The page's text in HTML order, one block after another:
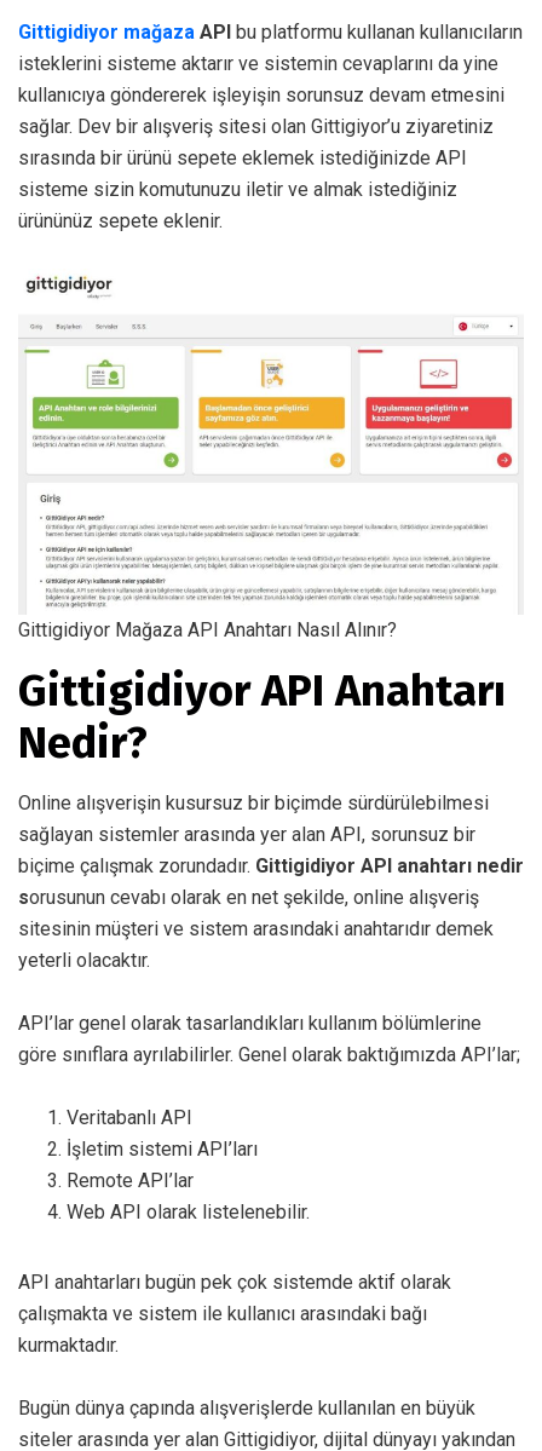
Gittigidiyor mağaza API bu platformu kullanan kullanıcıların
isteklerini sisteme aktarır ve sistemin cevaplarını da yine
kullanıcıya göndererek işleyişin sorunsuz devam etmesini
sağlar. Dev bir alışveriş sitesi olan Gittigiyor’u ziyaretiniz
sırasında bir ürünü sepete eklemek istediğinizde API
sisteme sizin komutunuzu iletir ve almak istediğiniz
ürününüz sepete eklenir.
Gittigidiyor Mağaza API Anahtarı Nasıl Alınır?
Gittigidiyor API Anahtarı
Nedir?
Online alışverişin kusursuz bir biçimde sürdürülebilmesi
sağlayan sistemler arasında yer alan API, sorunsuz bir
biçime çalışmak zorundadır. Gittigidiyor API anahtarı nedir
sorusunun cevabı olarak en net şekilde, online alışveriş
sitesinin müşteri ve sistem arasındaki anahtarıdır demek
yeterli olacaktır.
API’lar genel olarak tasarlandıkları kullanım bölümlerine
göre sınıflara ayrılabilirler. Genel olarak baktığımızda API’lar;
Veritabanlı API
İşletim sistemi API’ları
Remote API’lar
Web API olarak listelenebilir.
API anahtarları bugün pek çok sistemde aktif olarak
çalışmakta ve sistem ile kullanıcı arasındaki bağı
kurmaktadır.
Bugün dünya çapında alışverişlerde kullanılan en büyük
siteler arasında yer alan Gittigidiyor, dijital dünyayı yakından